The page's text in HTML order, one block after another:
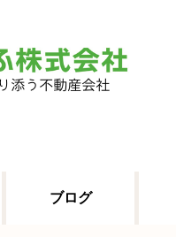
ブログ